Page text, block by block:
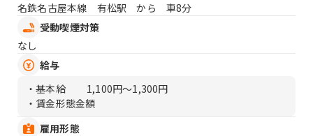
名鉄名古屋本線 有松駅 から 車8分
受動喫煙対策
なし
給与
・基本給
1,100円〜1,300円
・賃金形態金額
雇用形態